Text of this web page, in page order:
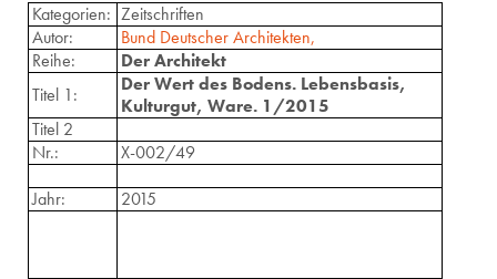
Kategorien: Zeitschriften
Autor:
Bund Deutscher Architekten,
Reihe:
Der Architekt
Titel 1:
Der Wert des Bodens. Lebensbasis,
Kulturgut, Ware. 1/2015
Titel 2
Nr.:
X-002/49
Jahr:
2015